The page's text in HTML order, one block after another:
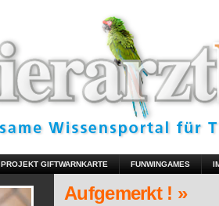
PROJEKT GIFTWARNKARTE FUNWINGAMES
Aufgemerkt ! »